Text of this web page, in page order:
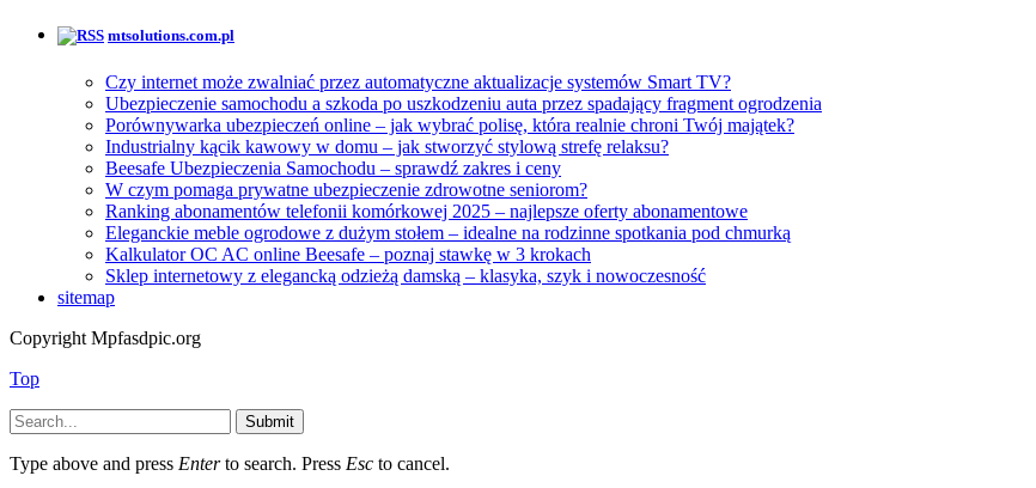
mtsolutions.com.pl
Czy internet może zwalniać przez automatyczne aktualizacje systemów Smart TV?
Ubezpieczenie samochodu a szkoda po uszkodzeniu auta przez spadający fragment ogrodzenia
Porównywarka ubezpieczeń online – jak wybrać polisę, która realnie chroni Twój majątek?
Industrialny kącik kawowy w domu – jak stworzyć stylową strefę relaksu?
Beesafe Ubezpieczenia Samochodu – sprawdź zakres i ceny
W czym pomaga prywatne ubezpieczenie zdrowotne seniorom?
Ranking abonamentów telefonii komórkowej 2025 – najlepsze oferty abonamentowe
Eleganckie meble ogrodowe z dużym stołem – idealne na rodzinne spotkania pod chmurką
Kalkulator OC AC online Beesafe – poznaj stawkę w 3 krokach
Sklep internetowy z elegancką odzieżą damską – klasyka, szyk i nowoczesność
sitemap
Copyright Mpfasdpic.org
Top
Submit
Type above and press Enterto search. Press Esc to cancel.